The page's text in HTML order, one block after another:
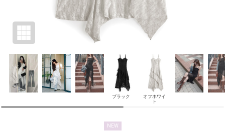
ブラック
オフホワイ
ト
NEW